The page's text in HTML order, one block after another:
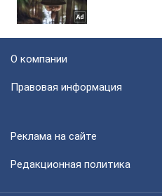
О компании
Правовая информация
Реклама на сайте
Редакционная политика